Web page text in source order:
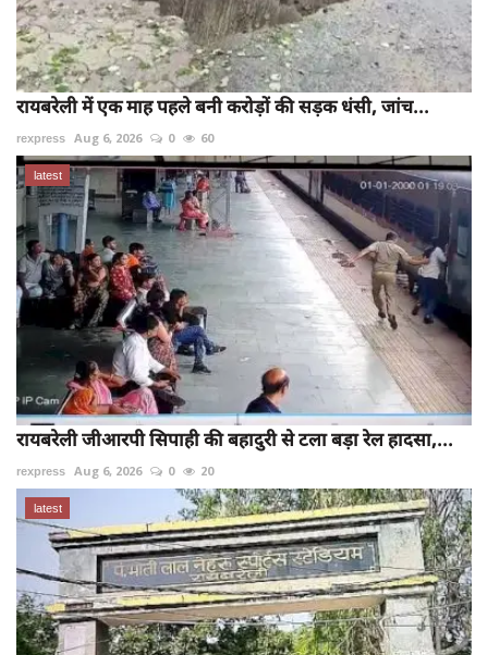
रायबरेली में एक माह पहले बनी करोड़ों की सड़क धंसी, जांच...
rexpress Aug 6, 2026 0 60
latest
रायबरेली जीआरपी सिपाही की बहादुरी से टला बड़ा रेल हादसा,...
rexpress Aug 6, 2026 0 20
latest